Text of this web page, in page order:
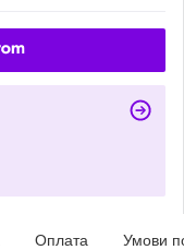
Оплата Умови